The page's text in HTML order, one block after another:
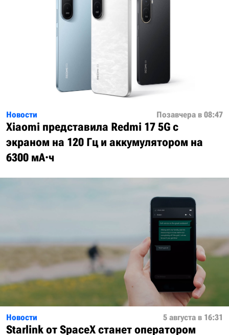
Новости Позавчера в 08:47
Xiaomi представила Redmi 17 5G с
экраном на 120 Гц и аккумулятором на
6300 мА·ч
Новости 5 августа в 16:31
Starlink от SpaceX станет оператором